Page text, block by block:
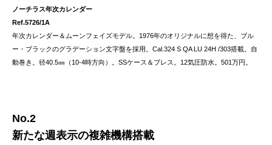
ノーチラス年次カレンダー
Ref.5726/1A
年次カレンダー＆ムーンフェイズモデル。1976年のオリジナルに想を得た、ブル
ー・ブラックのグラデーション文字盤を採用。Cal.324 S QA LU 24H /303搭載。自
動巻き。径40.5㎜（10-4時方向）。SSケース＆ブレス。12気圧防水。501万円。
No.2
新たな週表示の複雑機構搭載